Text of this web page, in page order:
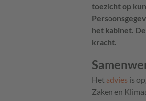
toezicht op
het kabinet.
kracht.
Het advies is
Zaken en